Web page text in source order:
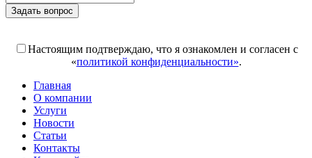
Задать вопрос
Настоящим подтверждаю, что я ознакомлен и согласен с
«политикой конфиденциальности».
Главная
О компании
Услуги
Новости
Статьи
Контакты